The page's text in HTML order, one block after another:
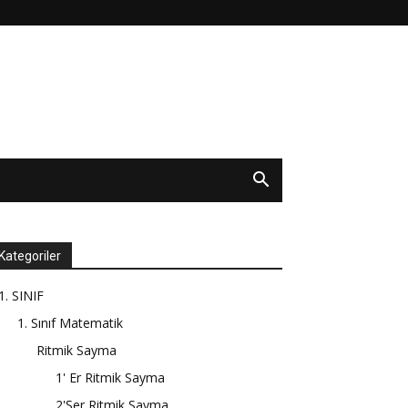
Kategoriler
1. SINIF
1. Sınıf Matematik
Ritmik Sayma
1' Er Ritmik Sayma